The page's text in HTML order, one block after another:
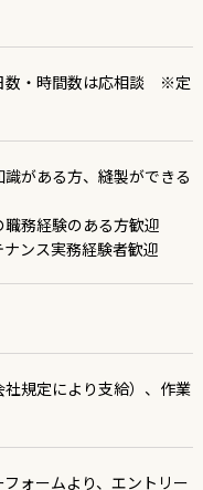
数・時間数は応相談 ※定
がある方、縫製ができる
務経験のある方歓迎
ンス実務経験者歓迎
規定により支給）、作業
ォームより、エントリー